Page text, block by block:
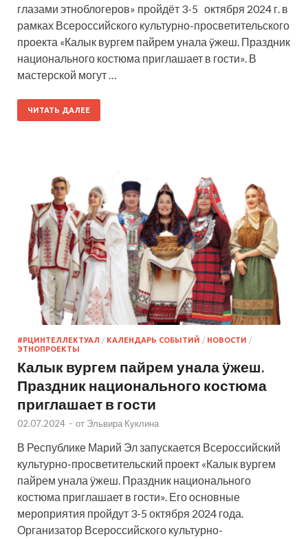
глазами этноблогеров» пройдёт 3-5 октября 2024 г. в
рамках Всероссийского культурно-просветительского
проекта «Калык вургем пайрем унала ÿжеш. Праздник
национального костюма приглашает в гости». В
мастерской могут …
ЧИТАТЬ ДАЛЕЕ
#РЦИНТЕЛЛЕКТУАЛ / КАЛЕНДАРЬ СОБЫТИЙ / НОВОСТИ /
ЭТНОПРОЕКТЫ
Калык вургем пайрем унала ӱжеш.
Праздник национального костюма
приглашает в гости
02.07.2024 - от Эльвира Куклина
В Республике Марий Эл запускается Всероссийский
культурно-просветительский проект «Калык вургем
пайрем унала ӱжеш. Праздник национального
костюма приглашает в гости». Его основные
мероприятия пройдут 3-5 октября 2024 года.
Организатор Всероссийского культурно-